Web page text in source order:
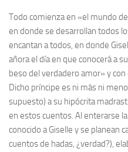
Todo comienza en «el mundo
en donde se desarrollan todos
encantan a todos, en donde
añora el día en que conocerá a
beso del verdadero amor» y
Dicho príncipe es ni más ni
supuesto) a su hipócrita
en estos cuentos. Al enterarse
conocido a Giselle y se planean
cuentos de hadas, ¿verdad?),